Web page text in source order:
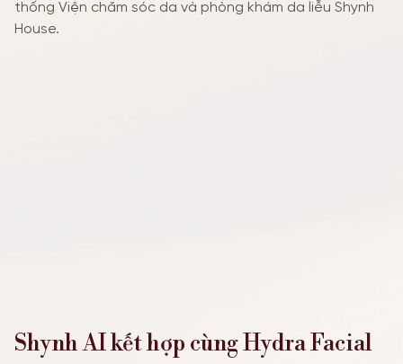
thống Viện chăm sóc da và phòng khám da liễu Shynh
House.
Shynh AI kết hợp cùng Hydra Facial